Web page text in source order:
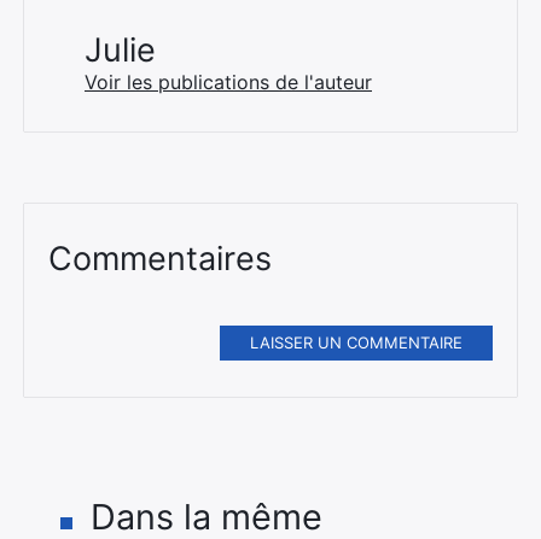
Julie
Voir les publications de l'auteur
Commentaires
LAISSER UN COMMENTAIRE
Dans la même